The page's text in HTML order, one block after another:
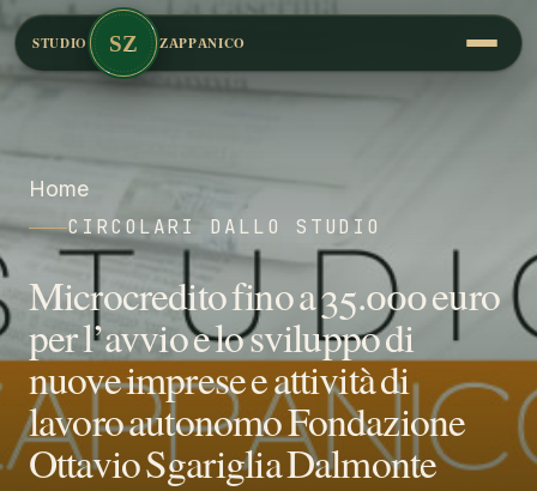
STUDIO SZ ZAPPANICO
Home
CIRCOLARI DALLO STUDIO
Microcredito fino a 35.000 euro
per l’avvio e lo sviluppo di
nuove imprese e attività di
lavoro autonomo Fondazione
Ottavio Sgariglia Dalmonte